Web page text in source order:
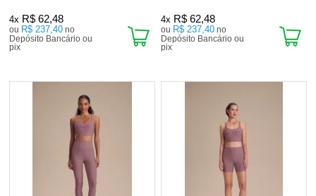
4x R$ 62,48
ou R$ 237,40 no
Depósito Bancário ou
pix
4x R$ 62,48
ou R$ 237,40 no
Depósito Bancário ou
pix